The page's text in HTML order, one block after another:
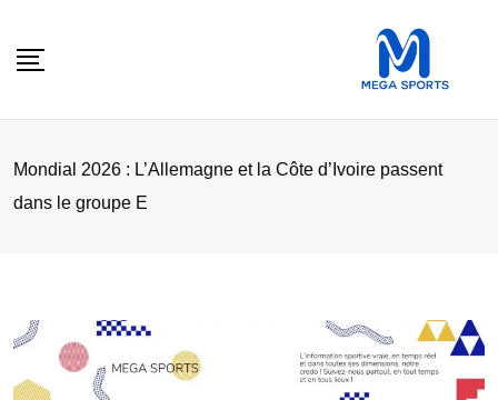
Mondial 2026 : L’Allemagne et la Côte d’Ivoire passent
dans le groupe E